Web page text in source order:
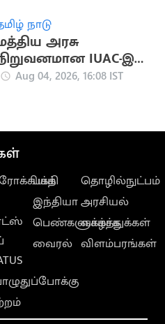
நாடு
அரசு
IUAC-இல்
8 காலியிடங்கள்
Aug 04, 2026, 16:08 IST
பக்தி
இந்தியா
பெண்களுக்காக
வைரல்
தொழில்நுட்பம்
அரசியல்
வாழ்த்துக்கள்
விளம்பரங்கள்